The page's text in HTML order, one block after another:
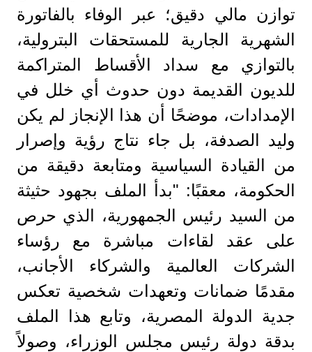
توازن مالي دقيق؛ عبر الوفاء بالفاتورة
الشهرية الجارية للمستحقات البترولية،
بالتوازي مع سداد الأقساط المتراكمة
للديون القديمة دون حدوث أي خلل في
الإمدادات، موضحًا أن هذا الإنجاز لم يكن
وليد الصدفة، بل جاء نتاج رؤية وإصرار
من القيادة السياسية ومتابعة دقيقة من
الحكومة، معقبًا: ​"بدأ الملف بجهود حثيثة
من السيد رئيس الجمهورية، الذي حرص
على عقد لقاءات مباشرة مع رؤساء
الشركات العالمية والشركاء الأجانب،
مقدمًا ضمانات وتعهدات شخصية تعكس
جدية الدولة المصرية، وتابع هذا الملف
بدقة دولة رئيس مجلس الوزراء، وصولاً